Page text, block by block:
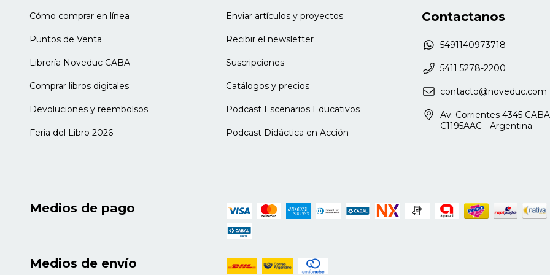
(Noveduc, 2022).
Marina Copolechio Morand
Magíster en Ciencias Sociales y Humanidades. Licenciada de Ciencia Política.
Profesora interina en el Instituto de Formación Docente Continua en San
Profesora interina en la Universidad Nacional del Comahue, Centro Regional
formación docente, la Educación Especial y las Ciencias Sociales.
Mónica Kac
Profesora en los trayectos de la práctica en institutos de formación docente
de Educación Inicial de la ciudad de Rosario. Asesora pedagógica en
instituciones de jardín maternal de la ciudad de Rosario. Ha publicado
aprendizaje.
Cómo comprar en línea
Puntos de Venta
Librería Noveduc CABA
Comprar libros digitales
Devoluciones y reembolsos
Feria del Libro 2026
Enviar artículos y proyectos
Recibir el newsletter
Suscripciones
Catálogos y precios
Podcast Escenarios Educativos
Podcast Didáctica en Acción
Contactanos
5491140973718
5411 5278-2200
contacto@noveduc.com
Av. Corrientes 4345
C1195AAC - Argentina
Medios de pago
Medios de envío